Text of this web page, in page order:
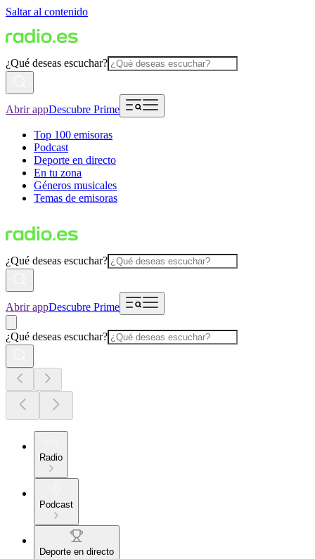
Saltar al contenido
¿Qué deseas escuchar?
Abrir appDescubre Prime
Top 100 emisoras
Podcast
Deporte en directo
En tu zona
Géneros musicales
Temas de emisoras
¿Qué deseas escuchar?
Abrir appDescubre Prime
¿Qué deseas escuchar?
Radio
Podcast
Deporte en directo